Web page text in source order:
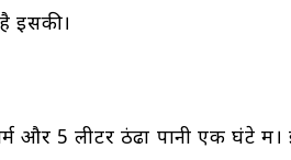
इसकी।
और 5 लीटर ठंढा पानी एक घंटे में।